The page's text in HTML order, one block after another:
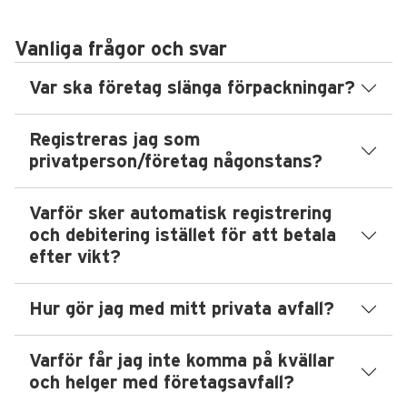
Vanliga frågor och svar
Var ska företag slänga förpackningar?
Registreras jag som
privatperson/företag någonstans?
Varför sker automatisk registrering
och debitering istället för att betala
efter vikt?
Hur gör jag med mitt privata avfall?
Varför får jag inte komma på kvällar
och helger med företagsavfall?